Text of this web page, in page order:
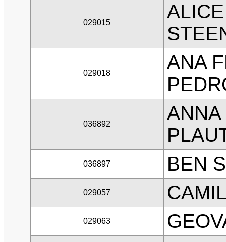
029015
029018
ANA
036892
036897 BEN
029057
029063